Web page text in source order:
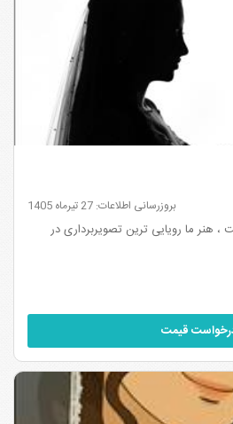
بروزرسانی اطلاعات: 27 تیرماه 1405
، هنر ما رویایی ترین تصویربرداری در
قیمت